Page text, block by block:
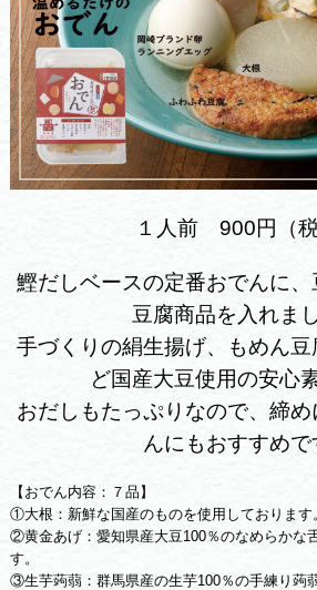
１人前 900円（税
鰹だしベースの定番おでんに
豆腐商品を入れま
手づくりの絹生揚げ、もめん
ど国産大豆使用の安心
おだしもたっぷりなので、締
んにもおすすめで
【おでん内容：７品】
①大根：新鮮な国産のものを使用しております
②黄金あげ：愛知県産大豆100％のなめらかな
す。
③生芋蒟蒻：群馬県産の生芋100％の手練り蒟蒻